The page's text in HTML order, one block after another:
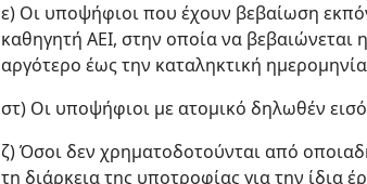
ε) Οι υποψήφιοι που έχουν βεβαίωση
καθηγητή ΑΕΙ, στην οποία να
αργότερο έως την καταληκτική
στ) Οι υποψήφιοι με ατομικό δηλωθέν
ζ) Όσοι δεν χρηματοδοτούνται από
τη διάρκεια της υποτροφίας για την ίδια